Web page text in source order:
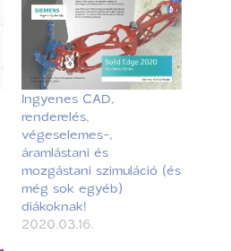
Ingyenes CAD,
renderelés,
végeselemes-,
áramlástani és
mozgástani szimuláció (és
még sok egyéb)
diákoknak!
2020.03.16.